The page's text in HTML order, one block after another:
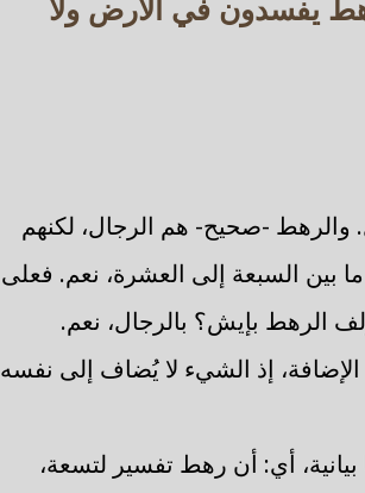
والرهط -صحيح- هم الرجال، لكنهم
بين السبعة إلى العشرة، نعم. فعلى
الرهط بإيش؟ بالرجال، نعم.
إذ الشيء لا يُضاف إلى نفسه
بيانية، أي: أن رهط تفسير لتسعة،